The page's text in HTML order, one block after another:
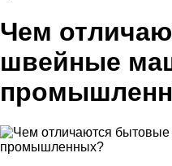
Чем
швейные